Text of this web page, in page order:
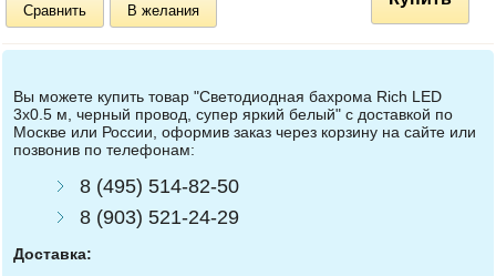
Сравнить В желания
Вы можете купить товар "Светодиодная бахрома Rich LED
3х0.5 м, черный провод, супер яркий белый" с доставкой по
Москве или России, оформив заказ через корзину на сайте или
позвонив по телефонам:
8 (495) 514-82-50
8 (903) 521-24-29
Доставка: